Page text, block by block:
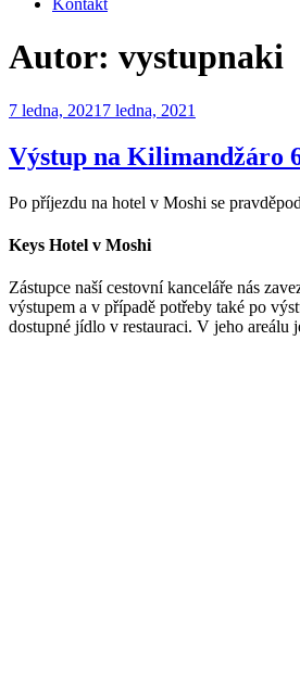
Kontakt
Autor: vystupnaki
Publikováno
7 ledna, 2021 7 ledna, 2021
Výstup na Kilimandžáro
Po příjezdu na hotel v Moshi se
Keys Hotel v Moshi
Zástupce naší cestovní kanceláře nás
výstupem a v případě potřeby také po
dostupné jídlo v restauraci. V jeho areálu